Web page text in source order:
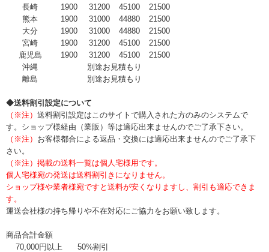
長崎
1900 31200 45100
21500
熊本
1900 31000 44880
21500
大分
1900 31000 44880
21500
宮崎
1900 31200 45100
21500
鹿児島
1900 31200 45100
21500
沖縄
別途お見積もり
離島
別途お見積もり
◆送料割引設定について
（※注） 送料割引設定はこのサイトで購入された方のみのシステムで
す。ショップ様経由（業販）等は適応出来ませんのでご了承下さい。
（※注） お客様都合による返品・交換には適応出来ませんのでご了承下
さい。
（※注）掲載の送料一覧は個人宅様用です。
個人宅様宛の発送は送料割引きになりません。
ショップ様や業者様宛ですと送料が安くなりますし、割引も適応できま
す。
運送会社様の持ち帰りや不在対応にご協力をお願い致します。
商品合計金額
70,000円以上
50%割引